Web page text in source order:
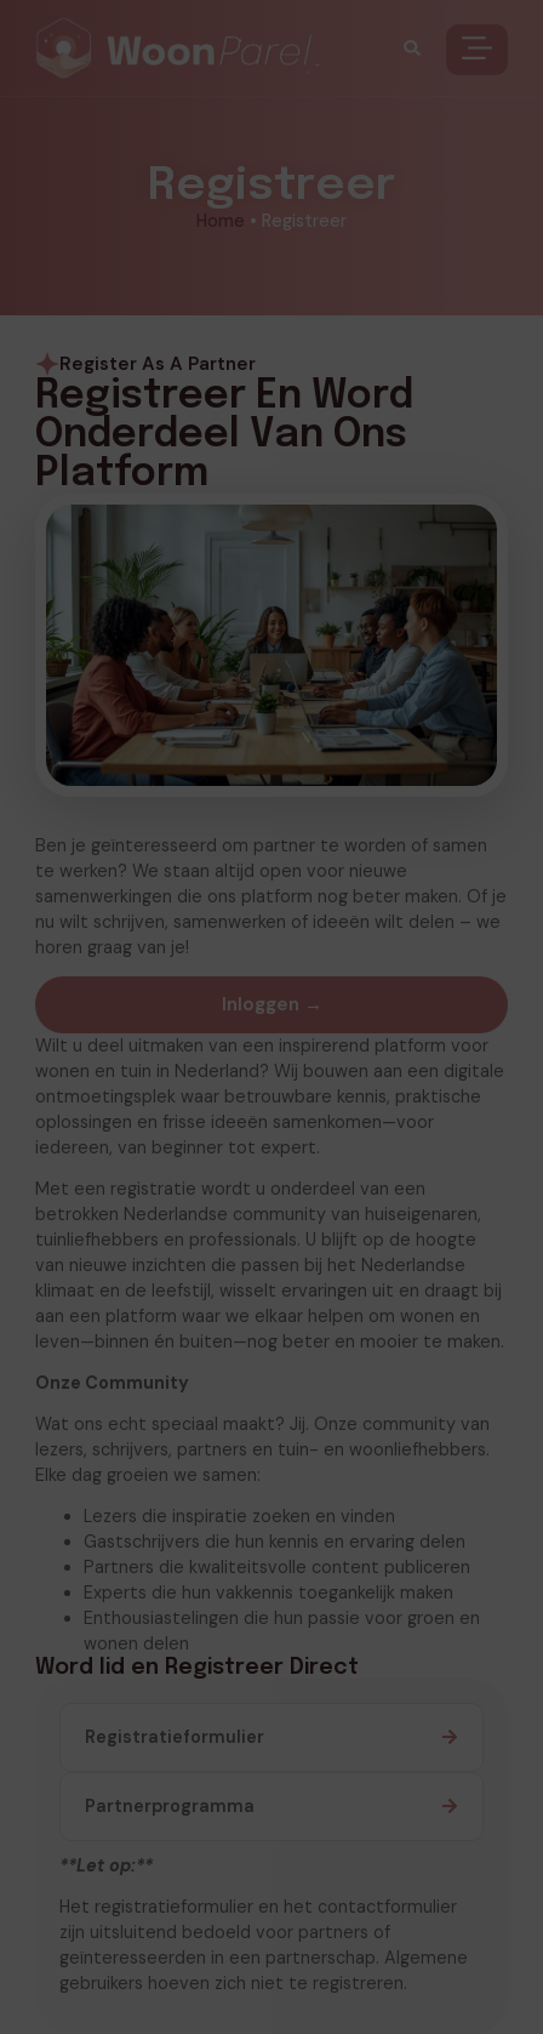
Registreer
Home • Registreer
Register As A Partner
Registreer En Word
Onderdeel Van Ons
Platform
Ben je geïnteresseerd om partner te worden of samen
te werken? We staan altijd open voor nieuwe
samenwerkingen die ons platform nog beter maken. Of je
nu wilt schrijven, samenwerken of ideeën wilt delen – we
horen graag van je!
Inloggen →
Wilt u deel uitmaken van een inspirerend platform voor
wonen en tuin in Nederland? Wij bouwen aan een digitale
ontmoetingsplek waar betrouwbare kennis, praktische
oplossingen en frisse ideeën samenkomen—voor
iedereen, van beginner tot expert.
Met een registratie wordt u onderdeel van een
betrokken Nederlandse community van huiseigenaren,
tuinliefhebbers en professionals. U blijft op de hoogte
van nieuwe inzichten die passen bij het Nederlandse
klimaat en de leefstijl, wisselt ervaringen uit en draagt bij
aan een platform waar we elkaar helpen om wonen en
leven—binnen én buiten—nog beter en mooier te maken.
Onze Community
Wat ons echt speciaal maakt? Jij. Onze community van
lezers, schrijvers, partners en tuin- en woonliefhebbers.
Elke dag groeien we samen:
Lezers die inspiratie zoeken en vinden
Gastschrijvers die hun kennis en ervaring delen
Partners die kwaliteitsvolle content publiceren
Experts die hun vakkennis toegankelijk maken
Enthousiastelingen die hun passie voor groen en
wonen delen
Word lid en Registreer Direct
Registratieformulier
Partnerprogramma
**Let op:**
Het registratieformulier en het contactformulier
zijn uitsluitend bedoeld voor partners of
geïnteresseerden in een partnerschap. Algemene
gebruikers hoeven zich niet te registreren.